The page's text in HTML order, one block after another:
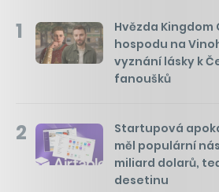
1
Hvězda
hospodu na
vyznání lásky k
fanoušků
2
Startupová
měl populární
miliard dolarů,
desetinu